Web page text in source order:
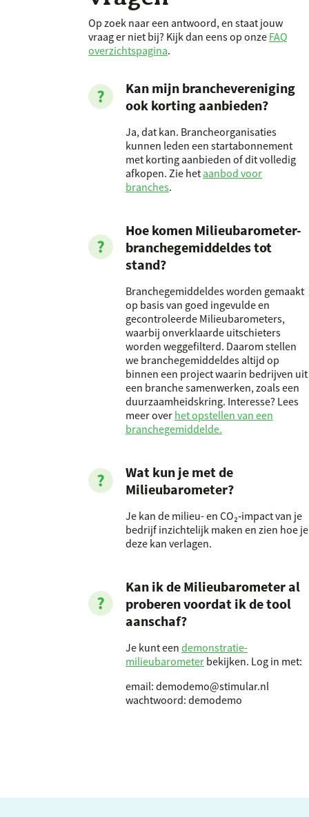
Op zoek naar een antwoord, en staat jouw
vraag er niet bij? Kijk dan eens op onze FAQ
overzichtspagina.
Kan mijn branchevereniging
ook korting aanbieden?
Ja, dat kan. Brancheorganisaties
kunnen leden een startabonnement
met korting aanbieden of dit volledig
afkopen. Zie het aanbod voor
branches.
Hoe komen Milieubarometer-
branchegemiddeldes tot
stand?
Branchegemiddeldes worden gemaakt
op basis van goed ingevulde en
gecontroleerde Milieubarometers,
waarbij onverklaarde uitschieters
worden weggefilterd. Daarom stellen
we branchegemiddeldes altijd op
binnen een project waarin bedrijven uit
een branche samenwerken, zoals een
duurzaamheidskring. Interesse? Lees
meer over het opstellen van een
branchegemiddelde.
Wat kun je met de
Milieubarometer?
Je kan de milieu- en CO₂‑impact van je
bedrijf inzichtelijk maken en zien hoe je
deze kan verlagen.
Kan ik de Milieubarometer al
proberen voordat ik de tool
aanschaf?
Je kunt een demonstratie-
milieubarometer bekijken. Log in met:
email: demodemo@stimular.nl
wachtwoord: demodemo